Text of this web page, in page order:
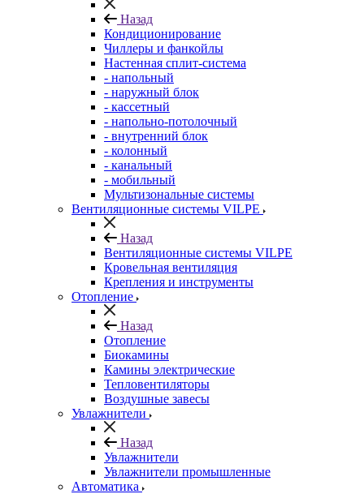
Назад
Кондиционирование
Чиллеры и фанкойлы
Настенная сплит-система
- напольный
- наружный блок
- кассетный
- напольно-потолочный
- внутренний блок
- колонный
- канальный
- мобильный
Мультизональные системы
Вентиляционные системы VILPE
Назад
Вентиляционные системы VILPE
Кровельная вентиляция
Крепления и инструменты
Отопление
Назад
Отопление
Биокамины
Камины электрические
Тепловентиляторы
Воздушные завесы
Увлажнители
Назад
Увлажнители
Увлажнители промышленные
Автоматика